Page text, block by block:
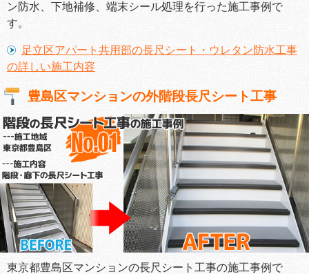
ン防水、下地補修、端末シール処理を行った施工事例で
す。
足立区アパート共用部の長尺シート・ウレタン防水工事
の詳しい施工内容
豊島区マンションの外階段長尺シート工事
東京都豊島区マンションの長尺シート工事の施工事例で